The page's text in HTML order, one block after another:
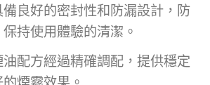
備良好的密封性和防漏設計，防
持使用體驗的清潔。
油配方經過精確調配，提供穩定
煙霧效果。